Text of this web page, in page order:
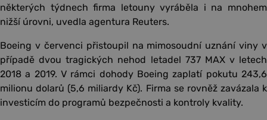
některých týdnech firma letouny vyráběla i na mnohem
nižší úrovni, uvedla agentura Reuters.
Boeing v červenci přistoupil na mimosoudní uznání viny v
případě dvou tragických nehod letadel 737 MAX v letech
2018 a 2019. V rámci dohody Boeing zaplatí pokutu 243,6
milionu dolarů (5,6 miliardy Kč). Firma se rovněž zavázala k
investicím do programů bezpečnosti a kontroly kvality.